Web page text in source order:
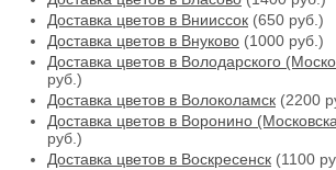
Доставка цветов в Внииссок (650 руб.)
Доставка цветов в Внуково (1000 руб.)
Доставка цветов в Володарского
руб.)
Доставка цветов в Волоколамск (2200
Доставка цветов в Воронино
руб.)
Доставка цветов в Воскресенск (1100